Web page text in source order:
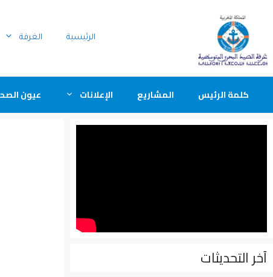
الرئيسية الغرفة
كلمة الرئيس المشاريع الإعلانات عيون
آخر التحديثات